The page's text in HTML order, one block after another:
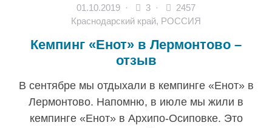
01.10.2019 · 3 ·
2457
Краснодарский край, РОССИЯ
Кемпинг «Енот» в Лермонтово –
отзыв
В сентябре мы отдыхали в кемпинге «Енот» в
Лермонтово. Напомню, в июле мы жили в
кемпинге «Енот» в Архипо-Осиповке. Это